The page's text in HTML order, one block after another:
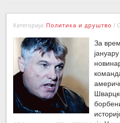
Категорија: Политика и друштво /
За